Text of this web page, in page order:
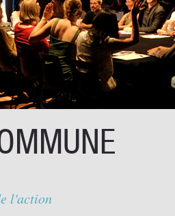
l'action